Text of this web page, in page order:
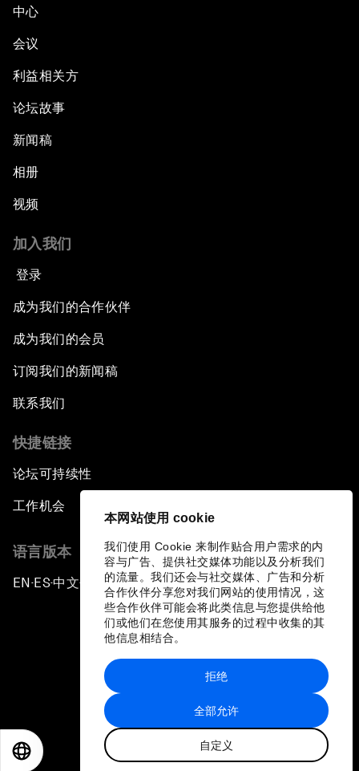
本网站使用 cookie
我们使用 Cookie 来制作贴合用户需求的内
容与广告、提供社交媒体功能以及分析我们
的流量。我们还会与社交媒体、广告和分析
合作伙伴分享您对我们网站的使用情况，这
些合作伙伴可能会将此类信息与您提供给他
们或他们在您使用其服务的过程中收集的其
他信息相结合。
全部允许
自定义
拒绝
中心
会议
利益相关方
论坛故事
新闻稿
相册
视频
加入我们
登录
成为我们的合作伙伴
成为我们的会员
订阅我们的新闻稿
联系我们
快捷链接
论坛可持续性
工作机会
语言版本
EN ▪ES▪中文▪ 日本語
站点地图
世界经济论坛